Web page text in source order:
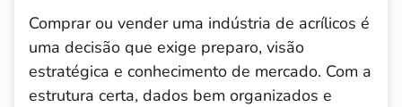
Comprar ou vender uma indústria de acrílicos é
uma decisão que exige preparo, visão
estratégica e conhecimento de mercado. Com a
estrutura certa, dados bem organizados e